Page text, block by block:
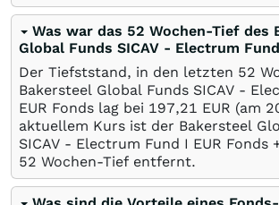
Was war das 52 Wochen-Tief des
Global Funds SICAV - Electrum
Der Tiefststand, in den letzten 52
Bakersteel Global Funds SICAV -
EUR Fonds lag bei 197,21 EUR (am
aktuellem Kurs ist der Bakersteel
SICAV - Electrum Fund I EUR Fonds
52 Wochen-Tief entfernt.